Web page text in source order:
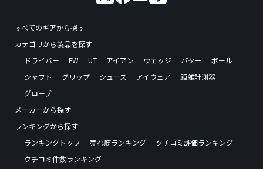
すべてのギアから探す
カテゴリから製品を探す
ドライバー
FW UT アイアン ウェッジ パター
ボール
シャフト
グリップ シューズ アイウェア
距離計測器
グローブ
メーカーから探す
ランキングから探す
ランキングトップ
売れ筋ランキング
クチコミ評価ランキング
クチコミ件数ランキング